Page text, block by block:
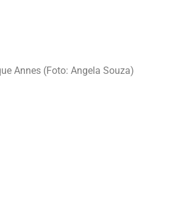
Annes (Foto: Angela Souza)